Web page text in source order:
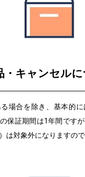
・キャンセル
場合を除き、基本的
保証期間は1年間です
は対象外になりますので